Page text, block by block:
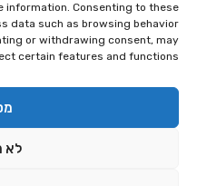
Consenting to these
data such as browsing behavior
or withdrawing consent, may
certain features and functions.
לא